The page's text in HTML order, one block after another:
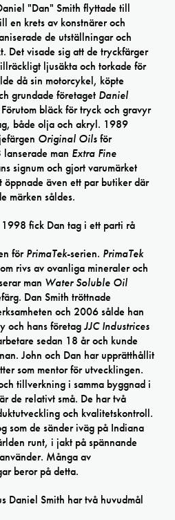
"Dan" Smith flyttade till
en krets av konstnärer och
de utställningar och
Det visade sig att de tryckfärger
ljusäkta och torkade för
då sin motorcykel, köpte
grundade företaget Daniel
bläck för tryck och gravyr
både olja och akryl. 1989
Original Oilsför
man Extra Fine
signum och gjort varumärket
öppnade även ett par butiker där
märken såldes.
fick Dan tag i ett parti rå
förPrimaTek-serien. PrimaTek
rivs av ovanliga mineraler och
man Water Soluble Oil
Dan Smith tröttnade
och 2006 sålde han
och hans företagJJC Industrices
sedan 18 år och kunde
John och Dan har upprätthållit
som mentor för utvecklingen.
tillverkning i samma byggnad i
de relativt små. De har två
och kvalitetskontroll.
som de sänder iväg på Indiana
runt, i jakt på spännande
Många av
beror på detta.
Daniel Smith har två huvudmål